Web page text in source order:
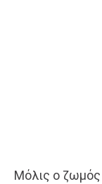
Μόλις ο